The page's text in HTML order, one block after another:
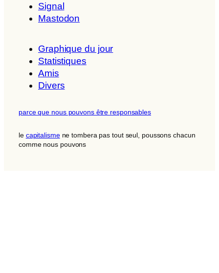
Signal
Mastodon
Graphique du jour
Statistiques
Amis
Divers
parce que nous pouvons être responsables
le capitalismene tombera pas tout seul, poussons chacun
comme nous pouvons